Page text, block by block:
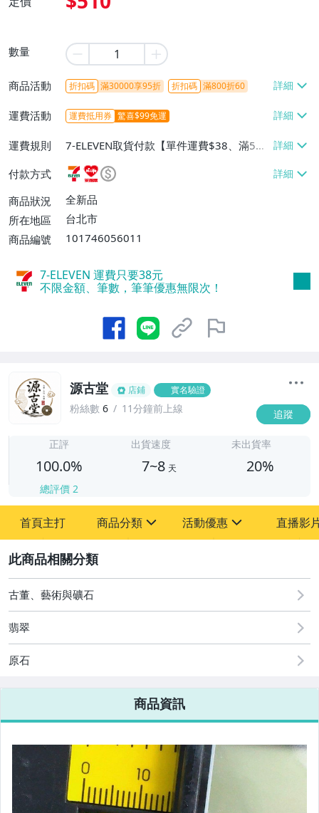
數量
商品活動 折扣碼 滿30000享95折 折扣碼 滿800折60
運費活動 運費抵用券 驚喜$99免運
運費規則
7-ELEVEN取貨付款【單件運費$38、滿5件
或消費滿$1298免運費】、7-ELEVEN取貨
不付款【免運費】、萊爾富取貨付款【單件
運費$60、滿5件或消費滿$1298免運
費】、宅配/貨運【單件運費$120、滿5件
付款方式
商品狀況
全新品
所在地區
台北市
商品編號
101746056011
7-ELEVEN 運費只要38元
不限金額、筆數，筆筆優惠無限次！
源古堂 店鋪 實名驗證
粉絲數 6 11分鐘前上線 追蹤
正評
100.0%
總評價 2
出貨速度
7~8 天
未出貨率
20%
首頁主打 商品分類
其它
活動優惠
[全店] 周年慶
[全店] 粉絲專享
直播影
古董、藝術與礦石
翡翠
原石
商品資訊